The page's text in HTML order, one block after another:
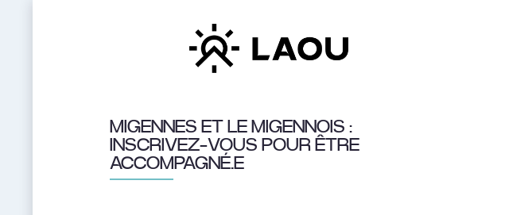
MIGENNES ET LE MIGENNOIS :
INSCRIVEZ-VOUS POUR ÊTRE
ACCOMPAGNÉ.E